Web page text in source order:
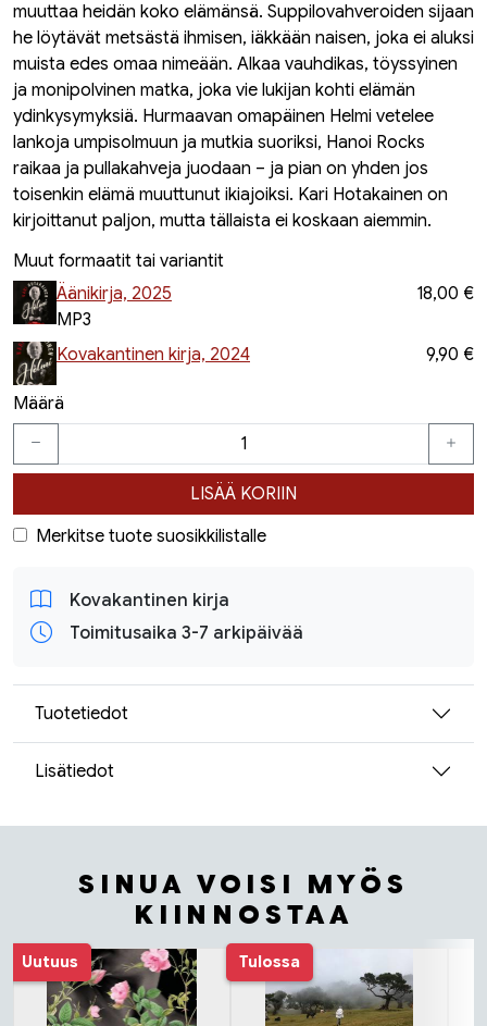
muuttaa heidän koko elämänsä. Suppilovahveroiden sijaan
he löytävät metsästä ihmisen, iäkkään naisen, joka ei aluksi
muista edes omaa nimeään. Alkaa vauhdikas, töyssyinen
ja monipolvinen matka, joka vie lukijan kohti elämän
ydinkysymyksiä. Hurmaavan omapäinen Helmi vetelee
lankoja umpisolmuun ja mutkia suoriksi, Hanoi Rocks
raikaa ja pullakahveja juodaan – ja pian on yhden jos
toisenkin elämä muuttunut ikiajoiksi. Kari Hotakainen on
kirjoittanut paljon, mutta tällaista ei koskaan aiemmin.
Muut formaatit tai variantit
Äänikirja, 2025
MP3
18,00 €
Kovakantinen kirja, 2024 9,90 €
Määrä
LISÄÄ KORIIN
Merkitse tuote suosikkilistalle
Kovakantinen kirja
Toimitusaika 3-7 arkipäivää
Tuotetiedot
Lisätiedot
SINUA VOISI MYÖS
KIINNOSTAA
Tuoteluettelon alku
Uutuus Tulossa